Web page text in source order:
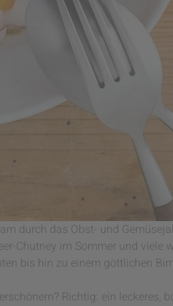
durch das Obst- und
Chutney im Sommer und viele
bis hin zu einem göttlichen
Richtig: ein leckeres,